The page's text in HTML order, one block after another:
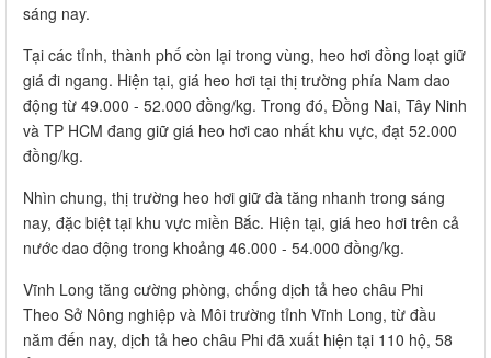
sáng nay.
Tại các tỉnh, thành phố còn lại trong vùng, heo hơi đồng loạt giữ
giá đi ngang. Hiện tại, giá heo hơi tại thị trường phía Nam dao
động từ 49.000 - 52.000 đồng/kg. Trong đó, Đồng Nai, Tây Ninh
và TP HCM đang giữ giá heo hơi cao nhất khu vực, đạt 52.000
đồng/kg.
Nhìn chung, thị trường heo hơi giữ đà tăng nhanh trong sáng
nay, đặc biệt tại khu vực miền Bắc. Hiện tại, giá heo hơi trên cả
nước dao động trong khoảng 46.000 - 54.000 đồng/kg.
Vĩnh Long tăng cường phòng, chống dịch tả heo châu Phi
Theo Sở Nông nghiệp và Môi trường tỉnh Vĩnh Long, từ đầu
năm đến nay, dịch tả heo châu Phi đã xuất hiện tại 110 hộ, 58